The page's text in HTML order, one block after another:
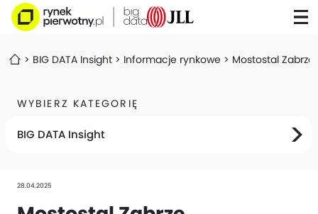
BIG DATA Insight Informacje rynkowe Mostostal
WYBIERZ KATEGORIĘ
BIG DATA Insight
28.04.2025